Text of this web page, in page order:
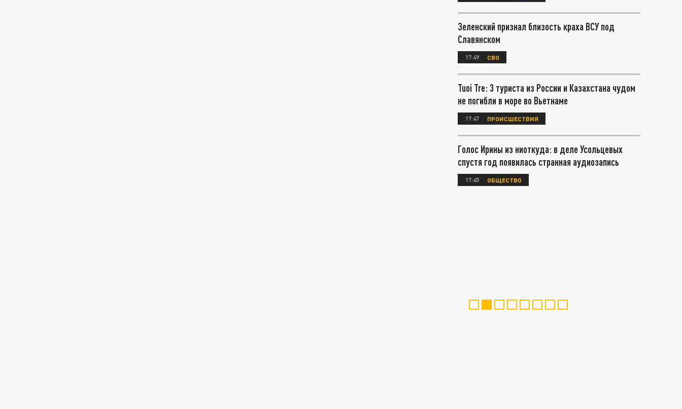
Зеленский признал близость краха ВСУ под
Славянском
17:49 СВО
Tuoi Tre: 3 туриста из России и Казахстана чудом
не погибли в море во Вьетнаме
17:47 ПРОИСШЕСТВИЯ
Голос Ирины из ниоткуда: в деле Усольцевых
спустя год появилась странная аудиозапись
17:45 ОБЩЕСТВО